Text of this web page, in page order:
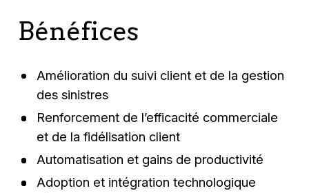
Bénéfices
Amélioration du suivi client et de la gestion
des sinistres
Renforcement de l’efficacité commerciale
et de la fidélisation client
Automatisation et gains de productivité
Adoption et intégration technologique